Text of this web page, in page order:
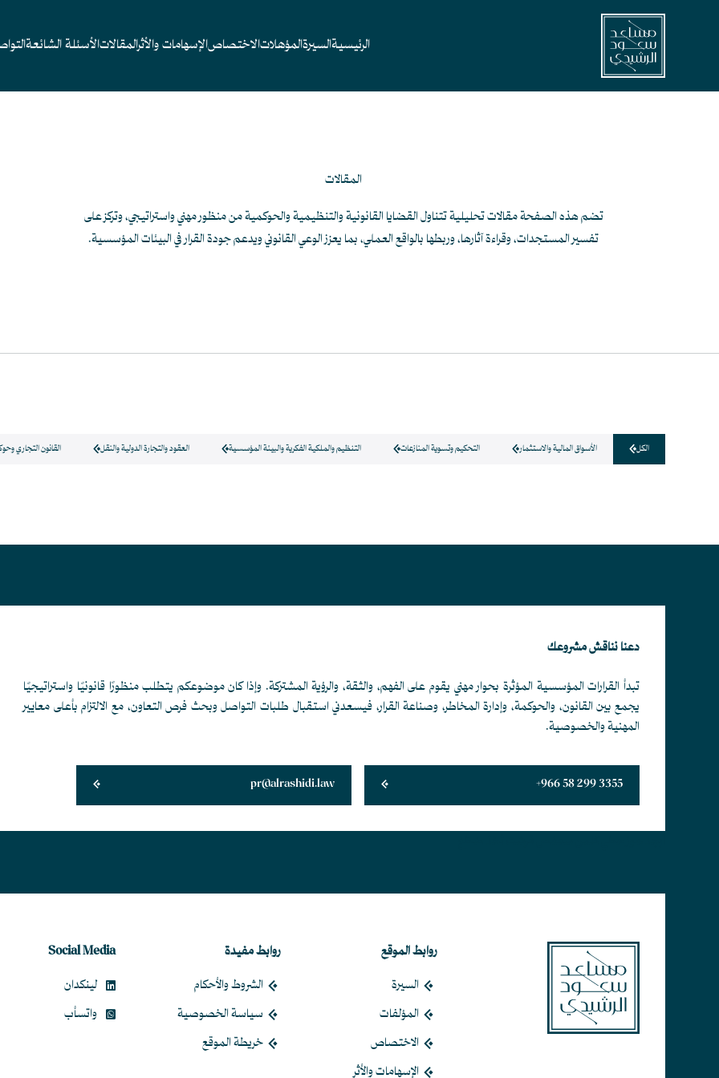
الرئيسيةالسيرةالمؤهلاتالاختصاصالإسهامات والأثرالمقالاتالأسئلة الشائعة
المقالات
تضم هذه الصفحة مقالات تحليلية تتناول القضايا القانونية والتنظيمية والحوكمية من منظور مهني واستراتيجي، وتركز على
تفسير المستجدات، وقراءة آثارها، وربطها بالواقع العملي، بما يعزز الوعي القانوني ويدعم جودة القرار في البيئات المؤسسية.
الكل الأسواق المالية والاستثمار التحكيم وتسوية المنازعات التنظيم والملكية الفكرية والبيئة المؤسسية العقود والتجارة الدولية والنقل القانون التجاري
دعنا نناقش مشروعك
تبدأ القرارات المؤسسية المؤثرة بحوار مهني يقوم على الفهم، والثقة، والرؤية المشتركة. وإذا كان موضوعكم يتطلب منظورًا قانونيًا واستراتيجيًا
يجمع بين القانون، والحوكمة، وإدارة المخاطر، وصناعة القرار، فيسعدني استقبال طلبات التواصل وبحث فرص التعاون، مع الالتزام بأعلى معايير
المهنية والخصوصية.
+966 58 299 3355
pr@alrashidi.law
روابط الموقع
السيرة
المؤلفات
الاختصاص
الإسهامات والأثر
روابط مفيدة
الشروط والأحكام
سياسة الخصوصية
خريطة الموقع
Social Media
لينكدان
واتسأب